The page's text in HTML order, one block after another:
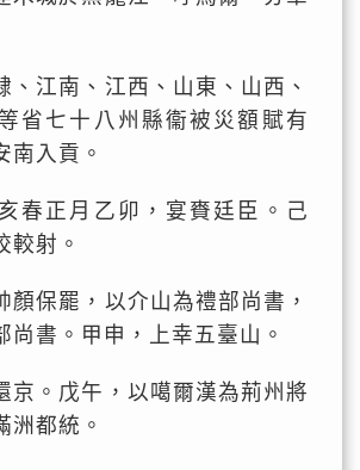
、江南、江西、山東、山西、
省七十八州縣衞被災額賦有
南入貢。
春正月乙卯，宴賚廷臣。己
較射。
顏保罷，以介山為禮部尚書，
尚書。甲申，上幸五臺山。
京。戊午，以噶爾漢為荊州將
洲都統。